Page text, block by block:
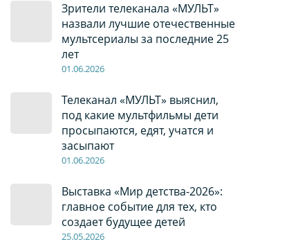
Зрители телеканала «МУЛЬТ»
назвали лучшие отечественные
мультсериалы за последние 25
лет
01.06.2026
Телеканал «МУЛЬТ» выяснил,
под какие мультфильмы дети
просыпаются, едят, учатся и
засыпают
01.06.2026
Выставка «Мир детства-2026»:
главное событие для тех, кто
создает будущее детей
25.05.2026